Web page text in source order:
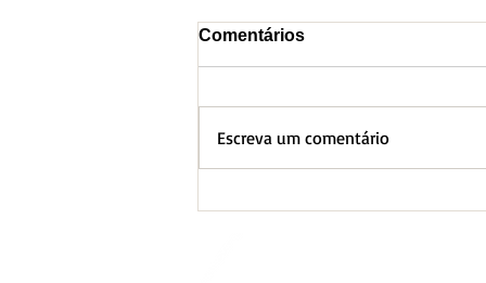
Comentários
Escreva um comentário